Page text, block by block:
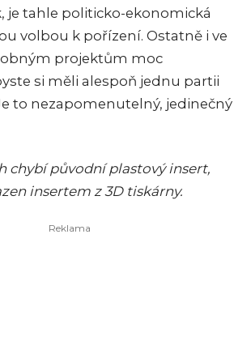
je tahle politicko-ekonomická
volbou k pořízení. Ostatně i ve
projektům moc
si měli alespoň jednu partii
to nezapomenutelný, jedinečný
chybí původní plastový insert,
insertem z 3D tiskárny.